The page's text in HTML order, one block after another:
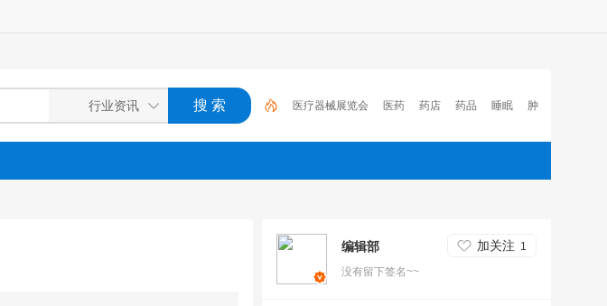
医疗器械展览会 医药 药店 药品 睡眠 肿
瘤 医保 电子处方流转平台 2023 心脑血管疾
病
编辑部 加关注 1
没有留下签名~~